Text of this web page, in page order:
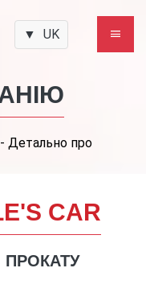
▼ UK
Детально про
CAR
ПРОКАТУ